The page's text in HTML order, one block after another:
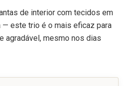
de interior com tecidos em
— este trio é o mais eficaz para
agradável, mesmo nos dias